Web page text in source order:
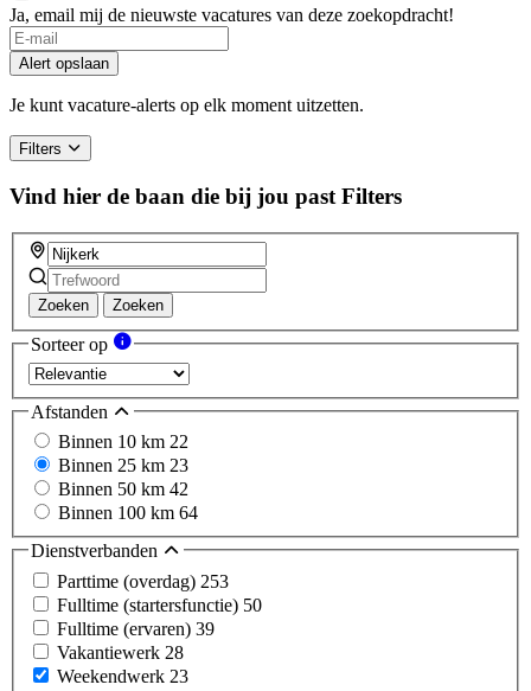
Ja, email mij de nieuwste vacatures van deze zoekopdracht!
Alert opslaan
Je kunt vacature-alerts op elk moment uitzetten.
Filters
Vind hier de baan die bij jou past Filters
Zoeken Zoeken
Sorteer op
Afstanden
Binnen 10 km 22
Binnen 25 km 23
Binnen 50 km 42
Binnen 100 km 64
Dienstverbanden
Parttime (overdag) 253
Fulltime (startersfunctie) 50
Fulltime (ervaren) 39
Vakantiewerk 28
Weekendwerk 23